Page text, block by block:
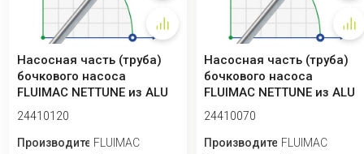
Насосная часть (труба)
бочкового насоса
FLUIMAC NETTUNE из ALU
(вал AISI 316)...
24410120
ПроизводительFLUIMAC
Насосная часть (труба)
бочкового насоса
FLUIMAC NETTUNE из ALU
(вал AISI 316)...
24410070
ПроизводительFLUIMAC